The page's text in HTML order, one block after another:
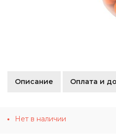
Описание Оплата и
Нет в наличии